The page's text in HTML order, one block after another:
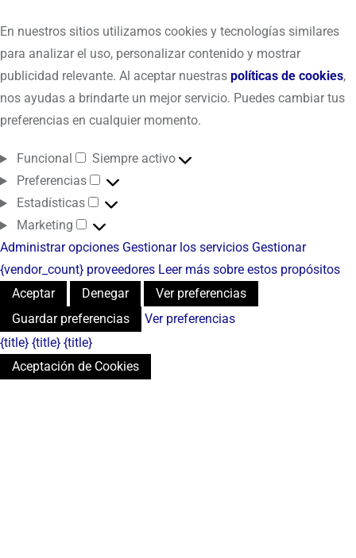
En nuestros sitios utilizamos cookies y tecnologías similares
para analizar el uso, personalizar contenido y mostrar
publicidad relevante. Al aceptar nuestras políticas de cookies,
nos ayudas a brindarte un mejor servicio. Puedes cambiar tus
preferencias en cualquier momento.
Funcional
Siempre activo
Preferencias
Estadísticas
Marketing
Administrar opciones Gestionar los servicios Gestionar
{vendor_count} proveedores Leer más sobre estos propósitos
Aceptar
Denegar
Ver preferencias
Guardar preferencias
Ver preferencias
{title} {title} {title}
Aceptación de Cookies